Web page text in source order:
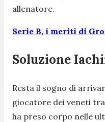
allenatore.
Serie B, i meriti di
Soluzione
Resta il sogno di
giocatore dei veneti tra
ha preso corpo nelle